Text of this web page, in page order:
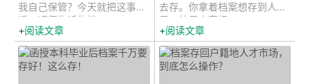
我自己保管？今天就把这事说
透，顺便告诉你档...
阅读文章
去存。你拿着档案想存到人社
局，结果人家根...
阅读文章